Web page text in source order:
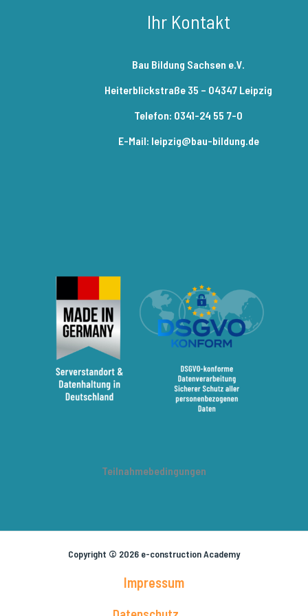
Auflösen einer Baustelle
Ihr Kontakt
Bau Bildung Sachsen e.V.
Heiterblickstraße 35 – 04347 Leipzig
Telefon: 0341-24 55 7-0
E-Mail: leipzig@bau-bildung.de
Teilnahmebedingungen
Copyright © 2026 e-construction Academy
Impressum